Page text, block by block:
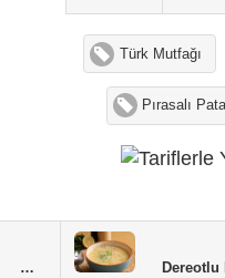
Türk Mutfağı
Pırasalı
Zencefilli Balkabağı Çorbası Dereotlu